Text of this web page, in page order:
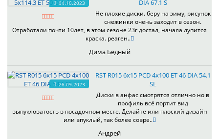
04.10.2023 DIA 67.1 S
Не плохие диски. беру на зиму, рисунок
снежинки очень заходит в сезон.
Отработали почти 10лет, в этом сезоне 23г достал, начала лупится
краска. реаген..
Дима Бедный
26.09.2023
RST R015 6x15 PCD 4x100 ET 46 DIA 54.1
SL
Диски в анфас смотрятся отлично но в
профиль всё портит вид
выпукловатость в посадочном месте. Делайте или плоский дизайн
или впуклый, так более совре..
Андрей